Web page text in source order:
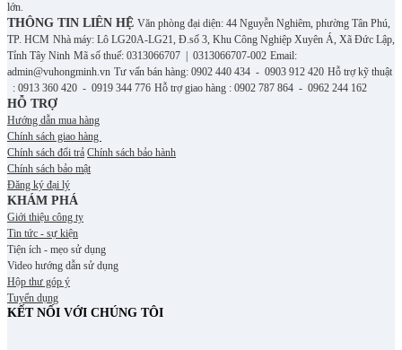
lớn.
THÔNG TIN LIÊN HỆ Văn phòng đại diện: 44 Nguyễn Nghiêm, phường Tân Phú,
TP. HCM Nhà máy: Lô LG20A-LG21, Đ.số 3, Khu Công Nghiệp Xuyên Á, Xã Đức Lập,
Tỉnh Tây Ninh Mã số thuế: 0313066707 | 0313066707-002 Email:
admin@vuhongminh.vn Tư vấn bán hàng: 0902 440 434 - 0903 912 420 Hỗ trợ kỹ thuật
: 0913 360 420 - 0919 344 776 Hỗ trợ giao hàng : 0902 787 864 - 0962 244 162
HỖ TRỢ
Hướng dẫn mua hàng
Chính sách giao hàng
Chính sách đổi trả Chính sách bảo hành
Chính sách bảo mật
Đăng ký đại lý
KHÁM PHÁ
Giới thiệu công ty
Tin tức - sự kiện
Tiện ích - mẹo sử dụng
Video hướng dẫn sử dụng
Hộp thư góp ý
Tuyển dụng
KẾT NỐI VỚI CHÚNG TÔI